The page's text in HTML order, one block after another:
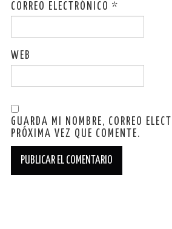
CORREO ELECTRÓNICO *
WEB
GUARDA MI NOMBRE, CORREO
PRÓXIMA VEZ QUE COMENTE.